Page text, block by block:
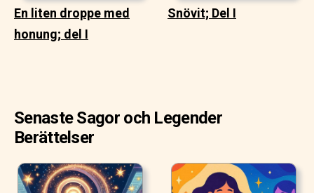
En liten droppe med
honung; del I
Snövit; Del I
Senaste Sagor och Legender
Berättelser